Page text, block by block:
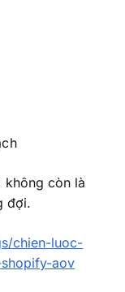
không còn là
đợi.
chien-luoc-
aov